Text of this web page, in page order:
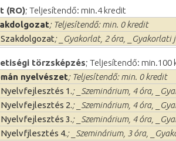
(RO); Teljesítendő: min.4 kredit
; Teljesítendő: min. 0 kredit
Szakdolgozat; _Gyakorlat, 2 óra, _Gyakorlati
törzsképzés; Teljesítendő: min.100
nyelvészet; Teljesítendő: min. 0 kredit
Nyelvfejlesztés 1.; _Szeminárium, 4 óra,
Nyelvfejlesztés 2.; _Szeminárium, 4 óra,
Nyelvfejlesztés 3.; _Szeminárium, 4 óra,
Nyelvfjlesztés 4.; _Szeminárium, 3 óra,